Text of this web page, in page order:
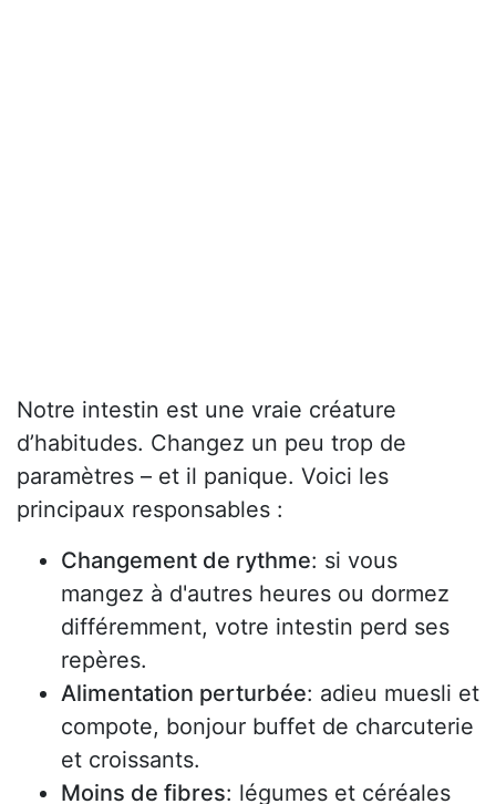
Notre intestin est une vraie créature
d’habitudes. Changez un peu trop de
paramètres – et il panique. Voici les
principaux responsables :
Changement de rythme: si vous
mangez à d'autres heures ou dormez
différemment, votre intestin perd ses
repères.
Alimentation perturbée: adieu muesli et
compote, bonjour buffet de charcuterie
et croissants.
Moins de fibres: légumes et céréales